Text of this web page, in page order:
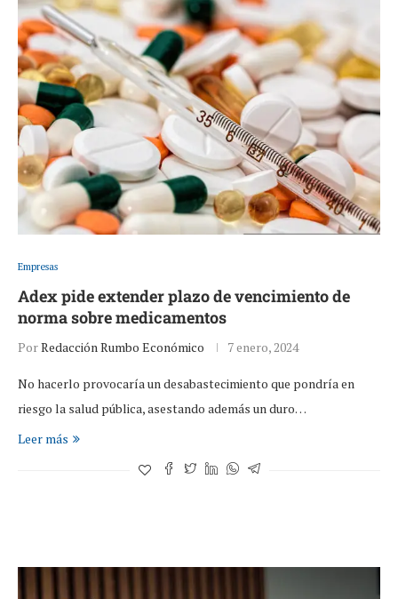
Empresas
Adex pide extender plazo de vencimiento de
norma sobre medicamentos
PorRedacción Rumbo Económico 7 enero, 2024
No hacerlo provocaría un desabastecimiento que pondría en
riesgo la salud pública, asestando además un duro…
Leer más